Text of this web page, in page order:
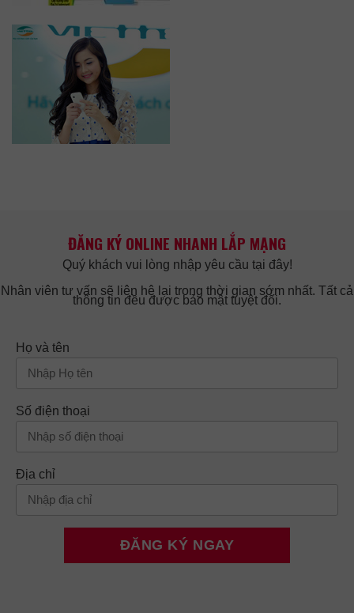
ĐĂNG KÝ ONLINE NHANH LẮP MẠNG
Quý khách vui lòng nhập yêu cầu tại đây!
Nhân viên tư vấn sẽ liên hệ lại trong thời gian sớm nhất. Tất cả
thông tin đều được bảo mật tuyệt đối.
Họ và tên
Số điện thoại
Địa chỉ